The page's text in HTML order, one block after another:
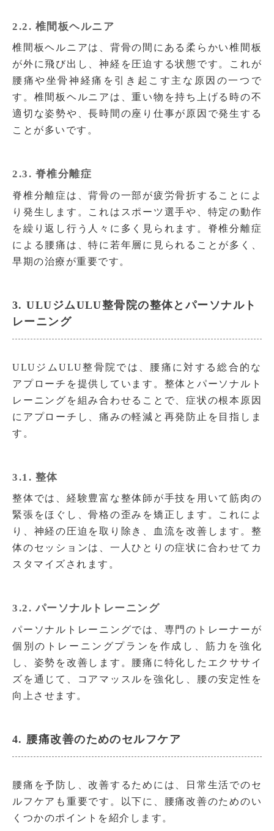
2.2. 椎間板ヘルニア
椎間板ヘルニアは、背骨の間にある柔らかい椎間板
が外に飛び出し、神経を圧迫する状態です。これが
腰痛や坐骨神経痛を引き起こす主な原因の一つで
す。椎間板ヘルニアは、重い物を持ち上げる時の不
適切な姿勢や、長時間の座り仕事が原因で発生する
ことが多いです。
2.3. 脊椎分離症
脊椎分離症は、背骨の一部が疲労骨折することによ
り発生します。これはスポーツ選手や、特定の動作
を繰り返し行う人々に多く見られます。脊椎分離症
による腰痛は、特に若年層に見られることが多く、
早期の治療が重要です。
3. ULUジムULU整骨院の整体とパーソナルト
レーニング
ULUジムULU整骨院では、腰痛に対する総合的な
アプローチを提供しています。整体とパーソナルト
レーニングを組み合わせることで、症状の根本原因
にアプローチし、痛みの軽減と再発防止を目指しま
す。
3.1. 整体
整体では、経験豊富な整体師が手技を用いて筋肉の
緊張をほぐし、骨格の歪みを矯正します。これによ
り、神経の圧迫を取り除き、血流を改善します。整
体のセッションは、一人ひとりの症状に合わせてカ
スタマイズされます。
3.2. パーソナルトレーニング
パーソナルトレーニングでは、専門のトレーナーが
個別のトレーニングプランを作成し、筋力を強化
し、姿勢を改善します。腰痛に特化したエクササイ
ズを通じて、コアマッスルを強化し、腰の安定性を
向上させます。
4. 腰痛改善のためのセルフケア
腰痛を予防し、改善するためには、日常生活でのセ
ルフケアも重要です。以下に、腰痛改善のためのい
くつかのポイントを紹介します。